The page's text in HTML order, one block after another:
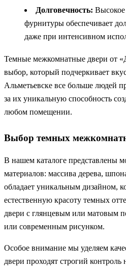
Долговечность: Высокое
фурнитуры обеспечивает
даже при интенсивном
Темные межкомнатные двери от
выбор, который подчеркивает
Альметьевске все больше людей
за их уникальную способность
любом помещении.
Выбор темных
В нашем каталоге представлены
материалов: массива дерева,
обладает уникальным дизайном,
естественную красоту темных
двери с глянцевым или матовым
или современным рисунком.
Особое внимание мы уделяем
двери проходят строгий контроль